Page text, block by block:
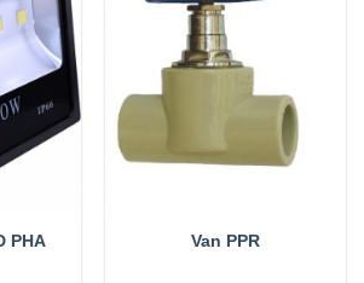
PHA Van PPR